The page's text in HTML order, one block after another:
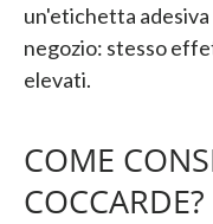
un'etichetta
negozio: stesso
elevati.
COME
COCCARDE?